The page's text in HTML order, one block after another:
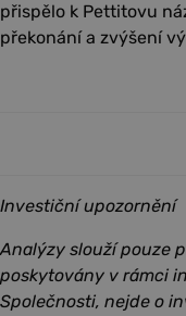
přispělo k Pettitovu
překonání a zvýšení
Investiční upozornění
Analýzy slouží pouze
poskytovány v rámci
Společnosti, nejde o